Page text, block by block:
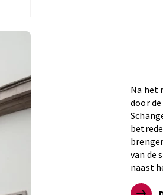
Na het
door
van de
naast